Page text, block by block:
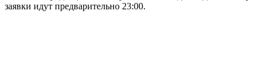
заявки идут предварительно 23:00.